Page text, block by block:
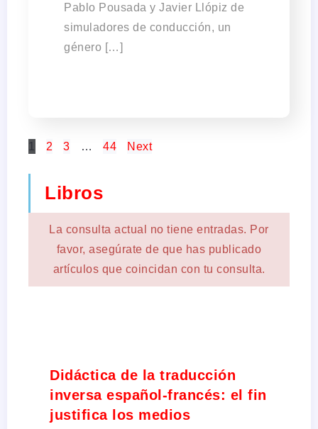
Pablo Pousada y Javier Llópiz de
simuladores de conducción, un
género […]
1 2 3 … 44 Next
Libros
La consulta actual no tiene entradas. Por
favor, asegúrate de que has publicado
artículos que coincidan con tu consulta.
Didáctica de la traducción
inversa español-francés: el fin
justifica los medios